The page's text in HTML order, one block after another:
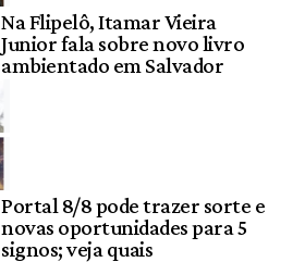
Na Flipelô, Itamar Vieira
Junior fala sobre novo livro
ambientado em Salvador
Portal 8/8 pode trazer sorte e
novas oportunidades para 5
signos; veja quais